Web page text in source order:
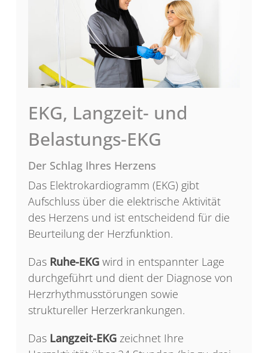
EKG, Langzeit- und
Belastungs-EKG
Der Schlag Ihres Herzens
Das Elektrokardiogramm (EKG) gibt
Aufschluss über die elektrische Aktivität
des Herzens und ist entscheidend für die
Beurteilung der Herzfunktion.
Das Ruhe-EKGwird in entspannter Lage
durchgeführt und dient der Diagnose von
Herzrhythmusstörungen sowie
struktureller Herzerkrankungen.
Das Langzeit-EKGzeichnet Ihre